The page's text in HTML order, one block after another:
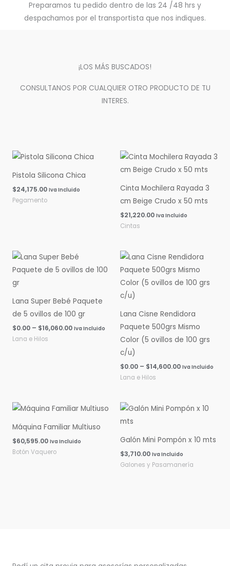
Preparamos tu pedido dentro de las 24 /48 hrs y
despachamos por el transportista que nos indiques.
¡LOS MÁS BUSCADOS!
CONSULTANOS POR CUALQUIER OTRO PRODUCTO DE TU
INTERES.
Pistola Silicona Chica
$24,175.00 Iva Incluido
Pegamento
Cinta Mochilera Rayada 3
cm Beige Crudo x 50 mts
$21,220.00 Iva Incluido
Cintas
Lana Super Bebé Paquete
de 5 ovillos de 100 gr
$0.00 – $16,060.00
Rango
de
precios:
$16,060.00
Iva Incluido
Lana e Hilos
Lana Cisne Rendidora
Paquete 500grs Mismo
Color (5 ovillos de 100 grs
c/u)
$0.00 – $14,600.00
Rango
de
precios:
desde
$0.00
Iva Incluido
Lana e Hilos
Máquina Familiar Multiuso
$60,595.00 Iva Incluido
Botón Vaquero
Galón Mini Pompón x 10 mts
$3,710.00 Iva Incluido
Galones y Pasamanería